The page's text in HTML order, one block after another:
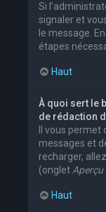
Si
signaler et
le message.
étapes
Haut
À quoi sert le
de rédaction
Il vous
messages et
recharger,
(ongletAperçu
Haut